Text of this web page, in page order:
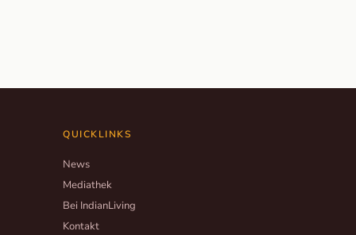
QUICKLINKS
News
Mediathek
Bei IndianLiving
Kontakt